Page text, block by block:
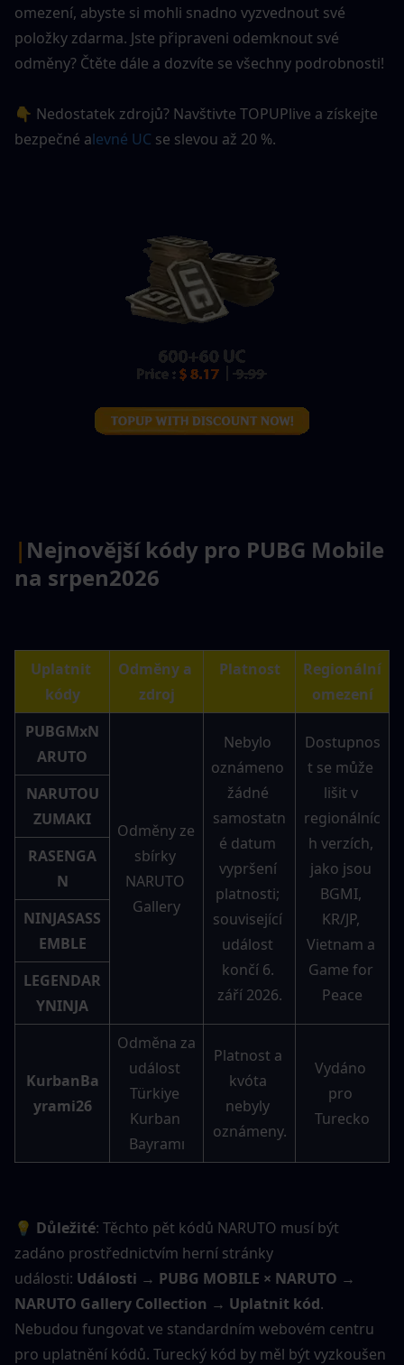
omezení, abyste si mohli snadno vyzvednout své
položky zdarma. Jste připraveni odemknout své
odměny? Čtěte dále a dozvíte se všechny podrobnosti!
👇 Nedostatek zdrojů? Navštivte TOPUPlive a získejte
bezpečné alevné UC se slevou až 20 %.
| Nejnovější kódy pro PUBG Mobile
na srpen2026
Uplatnit
kódy
Odměny a
zdroj
Platnost
Regionální
omezení
PUBGMxN
ARUTO
Odměny ze
sbírky
NARUTO
Gallery
Nebylo
oznámeno
žádné
samostatn
é datum
vypršení
platnosti;
související
událost
končí 6.
září 2026.
Dostupnos
t se může
lišit v
regionálníc
h verzích,
jako jsou
BGMI,
KR/JP,
Vietnam a
Game for
Peace
NARUTOU
ZUMAKI
RASENGA
N
NINJASASS
EMBLE
LEGENDAR
YNINJA
KurbanBa
yrami26
Odměna za
událost
Türkiye
Kurban
Bayramı
Platnost a
kvóta
nebyly
oznámeny.
Vydáno
pro
Turecko
💡 Důležité: Těchto pět kódů NARUTO musí být
zadáno prostřednictvím herní stránky
události: Události → PUBG MOBILE × NARUTO →
NARUTO Gallery Collection → Uplatnit kód.
Nebudou fungovat ve standardním webovém centru
pro uplatnění kódů. Turecký kód by měl být vyzkoušen